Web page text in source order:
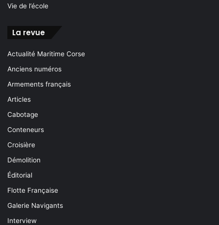
Vie de l’école
La revue
Actualité Maritime Corse
Anciens numéros
Armements français
Articles
Cabotage
Conteneurs
Croisière
Démolition
Éditorial
Flotte Française
Galerie Navigants
Interview